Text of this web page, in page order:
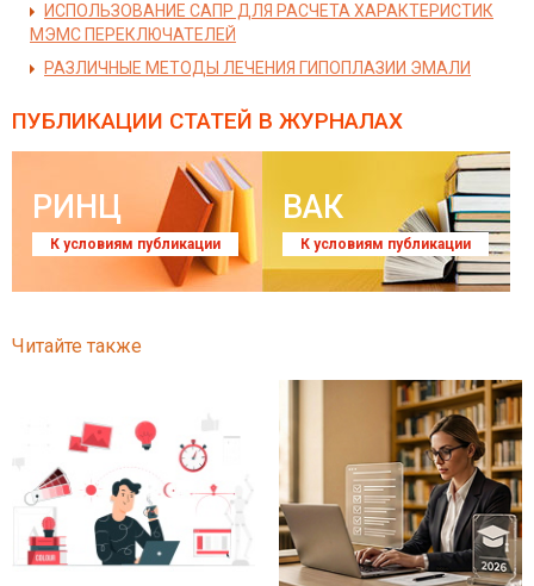
ИСПОЛЬЗОВАНИЕ САПР ДЛЯ РАСЧЕТА ХАРАКТЕРИСТИК
МЭМС ПЕРЕКЛЮЧАТЕЛЕЙ
РАЗЛИЧНЫЕ МЕТОДЫ ЛЕЧЕНИЯ ГИПОПЛАЗИИ ЭМАЛИ
ПУБЛИКАЦИИ СТАТЕЙ В ЖУРНАЛАХ
РИНЦ
К условиям публикации
ВАК
К условиям публикации
Читайте также